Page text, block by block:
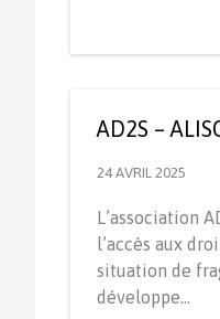
AD2S –
24 AVRIL 2025
L’association
l’accès aux
situation de
développe…